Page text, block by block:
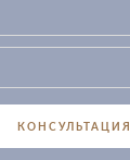
КОНСУЛЬТАЦИЯ